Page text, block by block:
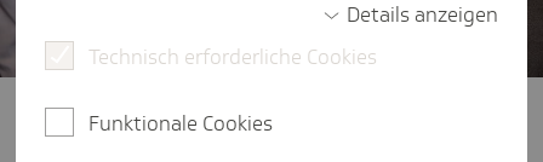
Mainz | Voll­zeit | Landes­ver­tre­tung Rhein­land-Pfalz
Details anzeigen
Technisch erforderliche Cookies
Funktionale Cookies